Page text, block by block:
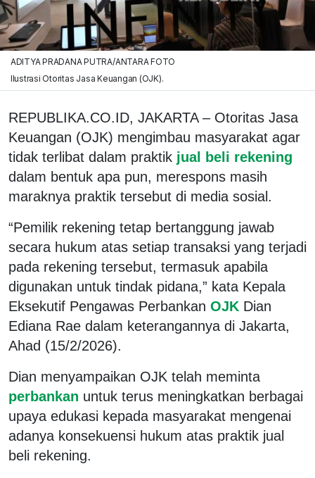
ADITYA PRADANA PUTRA/ANTARA FOTO
Ilustrasi Otoritas Jasa Keuangan (OJK).
REPUBLIKA.CO.ID, JAKARTA – Otoritas Jasa
Keuangan (OJK) mengimbau masyarakat agar
tidak terlibat dalam praktik jual beli rekening
dalam bentuk apa pun, merespons masih
maraknya praktik tersebut di media sosial.
“Pemilik rekening tetap bertanggung jawab
secara hukum atas setiap transaksi yang terjadi
pada rekening tersebut, termasuk apabila
digunakan untuk tindak pidana,” kata Kepala
Eksekutif Pengawas Perbankan OJK Dian
Ediana Rae dalam keterangannya di Jakarta,
Ahad (15/2/2026).
Dian menyampaikan OJK telah meminta
perbankan untuk terus meningkatkan berbagai
upaya edukasi kepada masyarakat mengenai
adanya konsekuensi hukum atas praktik jual
beli rekening.